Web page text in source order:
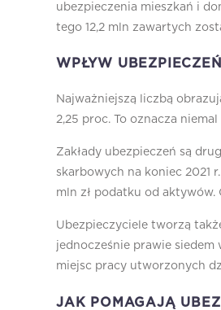
ubezpieczenia mieszkań i
tego 12,2 mln zawartych
WPŁYW
Najważniejszą liczbą
2,25 proc. To oznacza
Zakłady ubezpieczeń są
skarbowych na koniec 2021
mln zł podatku od aktywów.
Ubezpieczyciele tworzą
jednocześnie prawie
miejsc pracy utworzonych
JAK POMAGAJĄ